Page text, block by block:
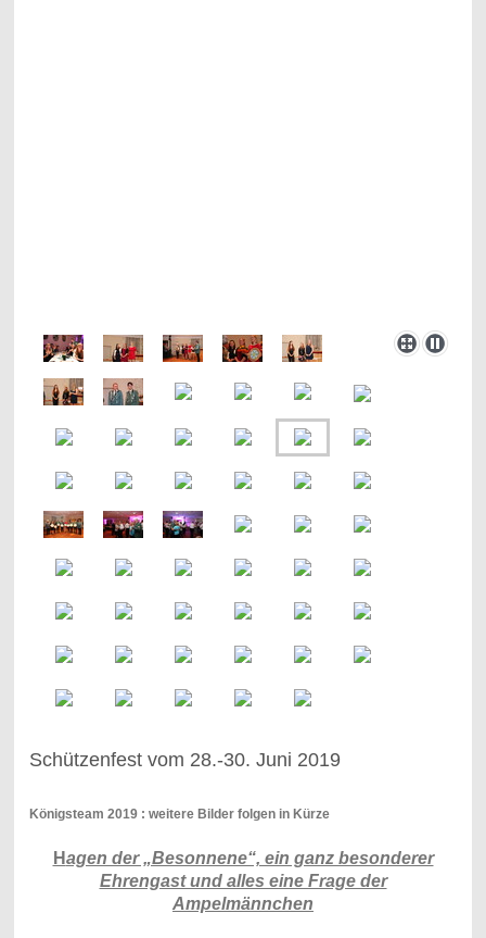
Schützenfest vom 28.-30. Juni 2019
Königsteam 2019 : weitere Bilder folgen in Kürze
H agen der „Besonnene“, ein ganz besonderer
Ehrengast und alles eine Frage der
Ampelmännchen